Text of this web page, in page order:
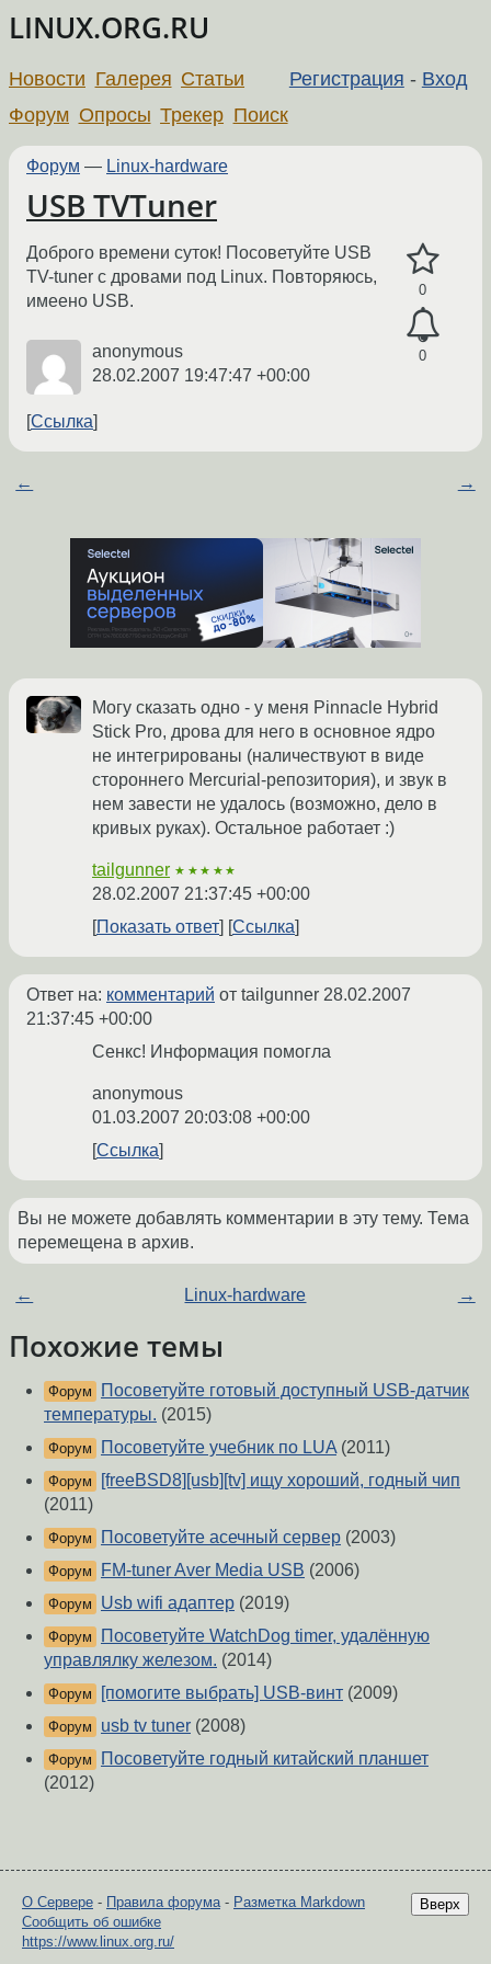
LINUX.ORG.RU
Регистрация - Вход
Новости Галерея Статьи
Форум Опросы Трекер Поиск
Форум — Linux-hardware
USB TVTuner
0
0
Доброго времени суток! Посоветуйте USB
TV-tuner с дровами под Linux. Повторяюсь,
имеено USB.
anonymous
28.02.2007 19:47:47 +00:00
Ссылка
← →
Могу сказать одно - у меня Pinnacle Hybrid
Stick Pro, дрова для него в основное ядро
не интегрированы (наличествуют в виде
стороннего Mercurial-репозитория), и звук в
нем завести не удалось (возможно, дело в
кривых руках). Остальное работает :)
tailgunner ★★★★★
28.02.2007 21:37:45 +00:00
Показать ответ
Ссылка
Ответ на: комментарий от tailgunner 28.02.2007
21:37:45 +00:00
Сенкс! Информация помогла
anonymous
01.03.2007 20:03:08 +00:00
Ссылка
Вы не можете добавлять комментарии в эту тему. Тема
перемещена в архив.
← Linux-hardware →
Похожие темы
Форум
Посоветуйте готовый доступный USB-датчик
температуры. (2015)
Форум Посоветуйте учебник по LUA (2011)
Форум
[freeBSD8][usb][tv] ищу хороший, годный чип
(2011)
Форум Посоветуйте асечный сервер (2003)
Форум FM-tuner Aver Media USB (2006)
Форум Usb wifi адаптер (2019)
Форум
Посоветуйте WatchDog timer, удалённую
управлялку железом. (2014)
Форум [помогите выбрать] USB-винт (2009)
Форум usb tv tuner (2008)
Форум
Посоветуйте годный китайский планшет
(2012)
Вверх
О Сервере - Правила форума- Разметка Markdown
Сообщить об ошибке
https://www.linux.org.ru/